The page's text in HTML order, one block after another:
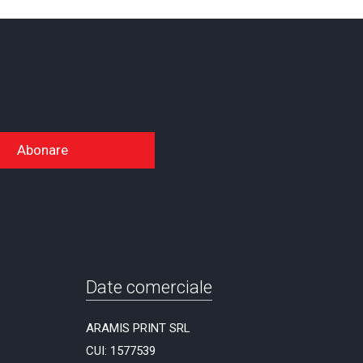
Abonare
Date comerciale
ARAMIS PRINT SRL
CUI: 1577539